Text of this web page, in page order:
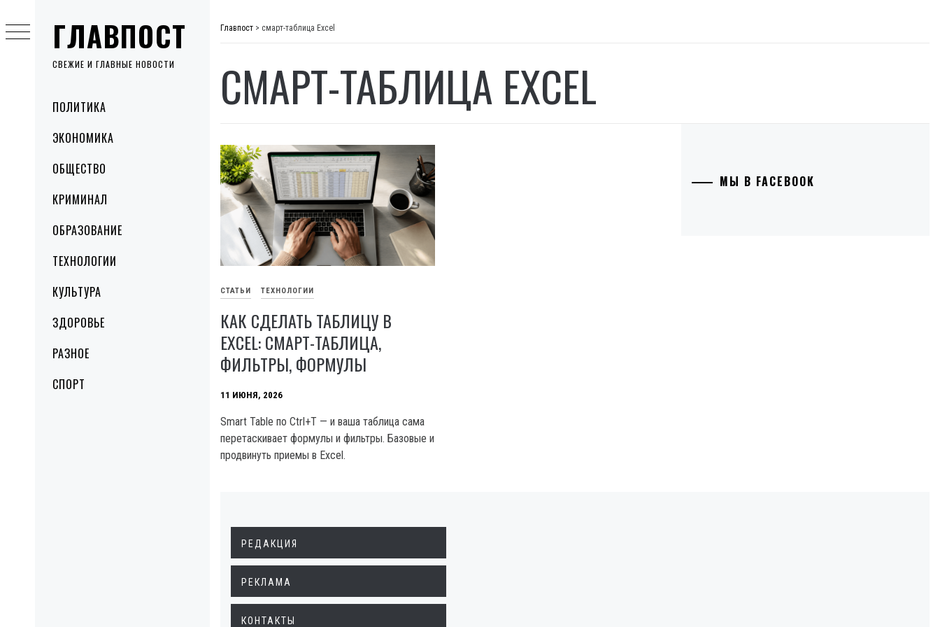
ГЛАВПОСТ
СВЕЖИЕ И ГЛАВНЫЕ НОВОСТИ
MenuПОЛИТИКА
ЭКОНОМИКА
ОБЩЕСТВО
КРИМИНАЛ
ОБРАЗОВАНИЕ
ТЕХНОЛОГИИ
КУЛЬТУРА
ЗДОРОВЬЕ
РАЗНОЕ
СПОРТ
to
content
Главпост > смарт-таблица Excel
СМАРТ-ТАБЛИЦА EXCEL
СТАТЬИ ТЕХНОЛОГИИ
КАК СДЕЛАТЬ ТАБЛИЦУ В
EXCEL: СМАРТ-ТАБЛИЦА,
ФИЛЬТРЫ, ФОРМУЛЫ
11 ИЮНЯ, 2026
Smart Table по Ctrl+T — и ваша таблица сама
перетаскивает формулы и фильтры. Базовые и
продвинуть приемы в Excel.
МЫ В FACEBOOK
РЕДАКЦИЯ
РЕКЛАМА
КОНТАКТЫ